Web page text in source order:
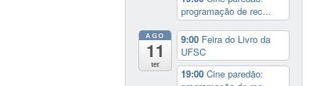
programação de rec...
AGO
11
ter
9:00 Feira do Livro da
UFSC
19:00Cine paredão: